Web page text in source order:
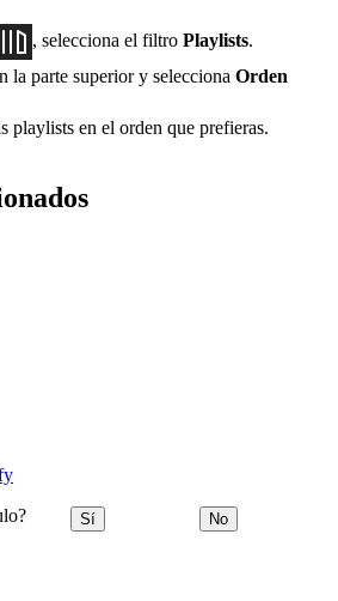
, selecciona el filtro Playlists.
la parte superior y selecciona Orden
playlists en el orden que prefieras.
Sí No